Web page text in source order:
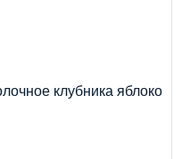
клубника яблоко